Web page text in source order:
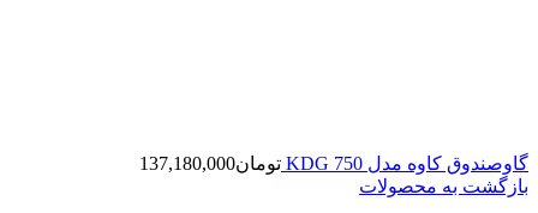
گاوصندوق کاوه مدل 750 KDG تومان137,180,000
بازگشت به محصولات